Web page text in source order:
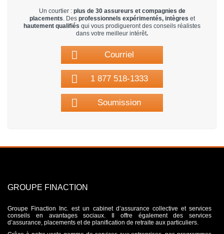
Un courtier :plus de 30 assureurs et compagnies de
placements. Desprofessionnels expérimentés, intègres et
hautement qualifiés qui vous prodigueront des conseils réalistes
dans votre meilleur intérêt.
Courriel
1 877 518-1333
Soumission
GROUPE FINACTION
Groupe Finaction Inc. est un cabinet d’assurance collective et services
conseils en avantages sociaux. Il offre également des services
d’assurance, placements et de planification de retraite aux particuliers.